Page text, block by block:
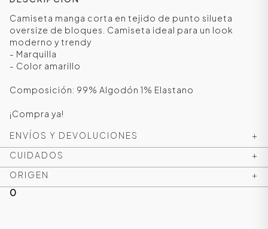
Camiseta manga corta en tejido de punto silueta
oversize de bloques. Camiseta ideal para un look
moderno y trendy
- Marquilla
- Color amarillo
Composición: 99% Algodón 1% Elastano
¡Compra ya!
ENVÍOS Y DEVOLUCIONES
+
CUIDADOS
+
ORIGEN
+
0